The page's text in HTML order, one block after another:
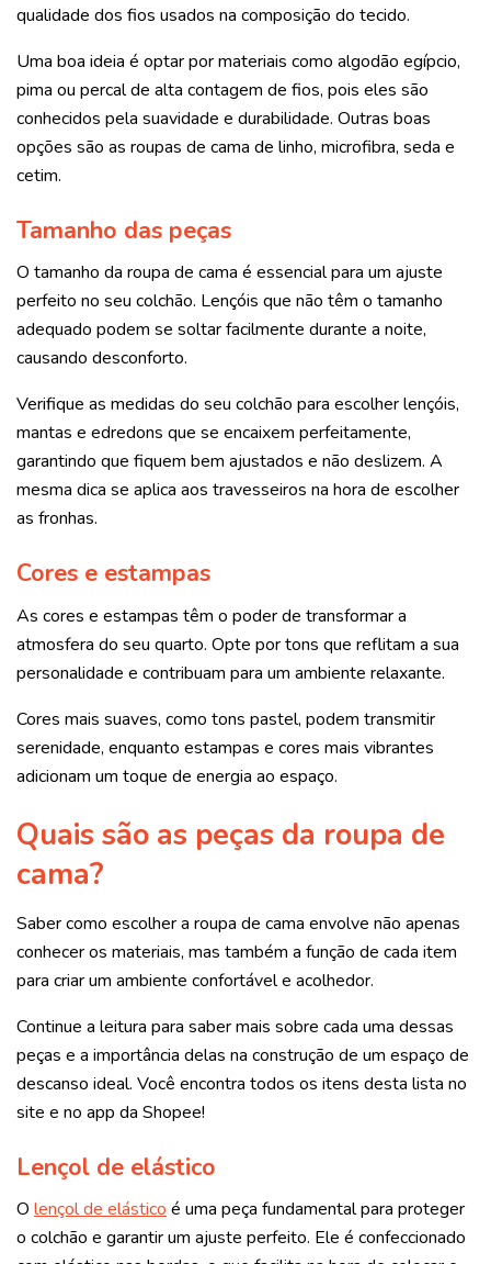
qualidade dos fios usados na composição do tecido.
Uma boa ideia é optar por materiais como algodão egípcio,
pima ou percal de alta contagem de fios, pois eles são
conhecidos pela suavidade e durabilidade. Outras boas
opções são as roupas de cama de linho, microfibra, seda e
cetim.
Tamanho das peças
O tamanho da roupa de cama é essencial para um ajuste
perfeito no seu colchão. Lençóis que não têm o tamanho
adequado podem se soltar facilmente durante a noite,
causando desconforto.
Verifique as medidas do seu colchão para escolher lençóis,
mantas e edredons que se encaixem perfeitamente,
garantindo que fiquem bem ajustados e não deslizem. A
mesma dica se aplica aos travesseiros na hora de escolher
as fronhas.
Cores e estampas
As cores e estampas têm o poder de transformar a
atmosfera do seu quarto. Opte por tons que reflitam a sua
personalidade e contribuam para um ambiente relaxante.
Cores mais suaves, como tons pastel, podem transmitir
serenidade, enquanto estampas e cores mais vibrantes
adicionam um toque de energia ao espaço.
Quais são as peças da roupa de
cama?
Saber como escolher a roupa de cama envolve não apenas
conhecer os materiais, mas também a função de cada item
para criar um ambiente confortável e acolhedor.
Continue a leitura para saber mais sobre cada uma dessas
peças e a importância delas na construção de um espaço de
descanso ideal. Você encontra todos os itens desta lista no
site e no app da Shopee!
Lençol de elástico
O lençol de elástico é uma peça fundamental para proteger
o colchão e garantir um ajuste perfeito. Ele é confeccionado